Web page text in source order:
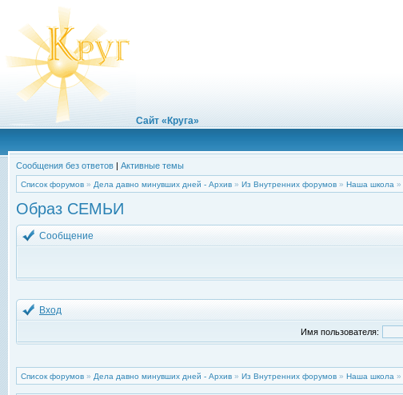
Сайт «Круга»
Сообщения без ответов | Активные темы
Список форумов » Дела давно минувших дней - Архив » Из Внутренних форумов » Наша школа »
Образ СЕМЬИ
Сообщение
Вход
Имя пользователя:
Список форумов » Дела давно минувших дней - Архив » Из Внутренних форумов » Наша школа »